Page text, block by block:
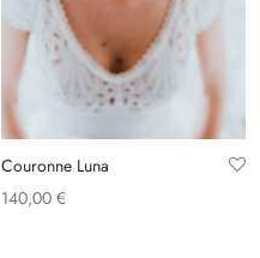
Couronne Luna
140,00 €